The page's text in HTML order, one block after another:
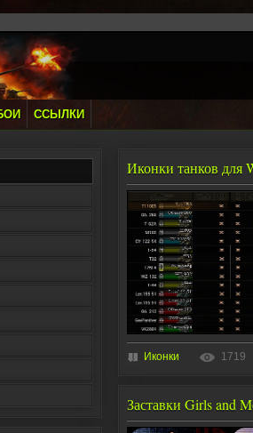
ССЫЛКИ
Иконки танков для
Иконки 1719
Заставки Girls and